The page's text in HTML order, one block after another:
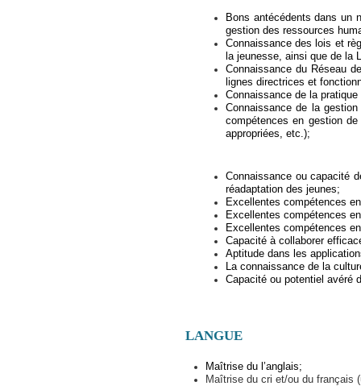
Bons antécédents dans un
gestion des ressources
Connaissance des lois et
la jeunesse, ainsi que de la
Connaissance du Réseau
lignes directrices et
Connaissance de la
Connaissance de la
compétences en gestion
appropriées, etc.);
Connaissance ou capacité
réadaptation des jeunes;
Excellentes compétences
Excellentes compétences
Excellentes compétences
Capacité à collaborer
Aptitude dans les
La connaissance de la
Capacité ou potentiel avéré
LANGUE
Maîtrise du l’anglais;
Maîtrise du cri et/ou du français